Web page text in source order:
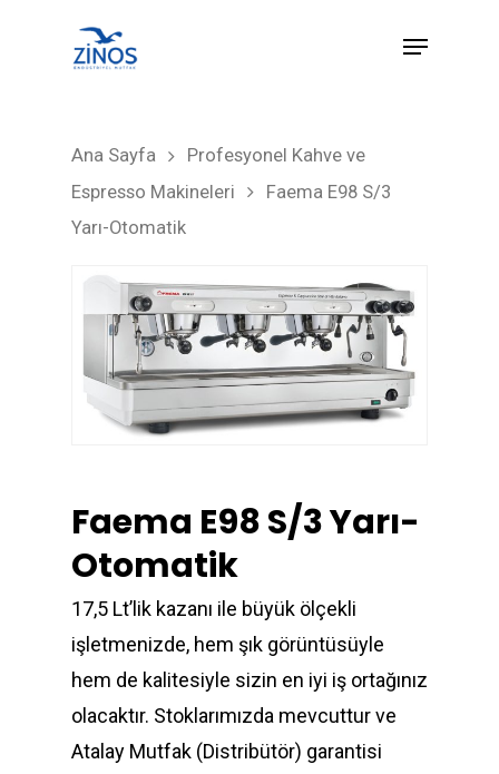
Ana Sayfa
Profesyonel Kahve ve
Espresso Makineleri
Faema E98 S/3
Yarı-Otomatik
Faema E98 S/3 Yarı-
Otomatik
17,5 Lt’lik kazanı ile büyük ölçekli
işletmenizde, hem şık görüntüsüyle
hem de kalitesiyle sizin en iyi iş ortağınız
olacaktır. Stoklarımızda mevcuttur ve
Atalay Mutfak (Distribütör) garantisi